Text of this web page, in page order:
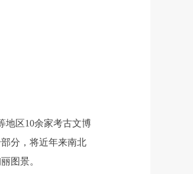
地区10余家考古文博
分，将近年来南北
图景。